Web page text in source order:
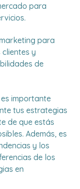
para
para
y
de
importante
tus estrategias
de que estás
Además, es
y los
de los
en